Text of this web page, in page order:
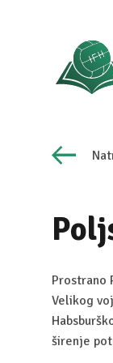
Prostrano
Velikog
širenje